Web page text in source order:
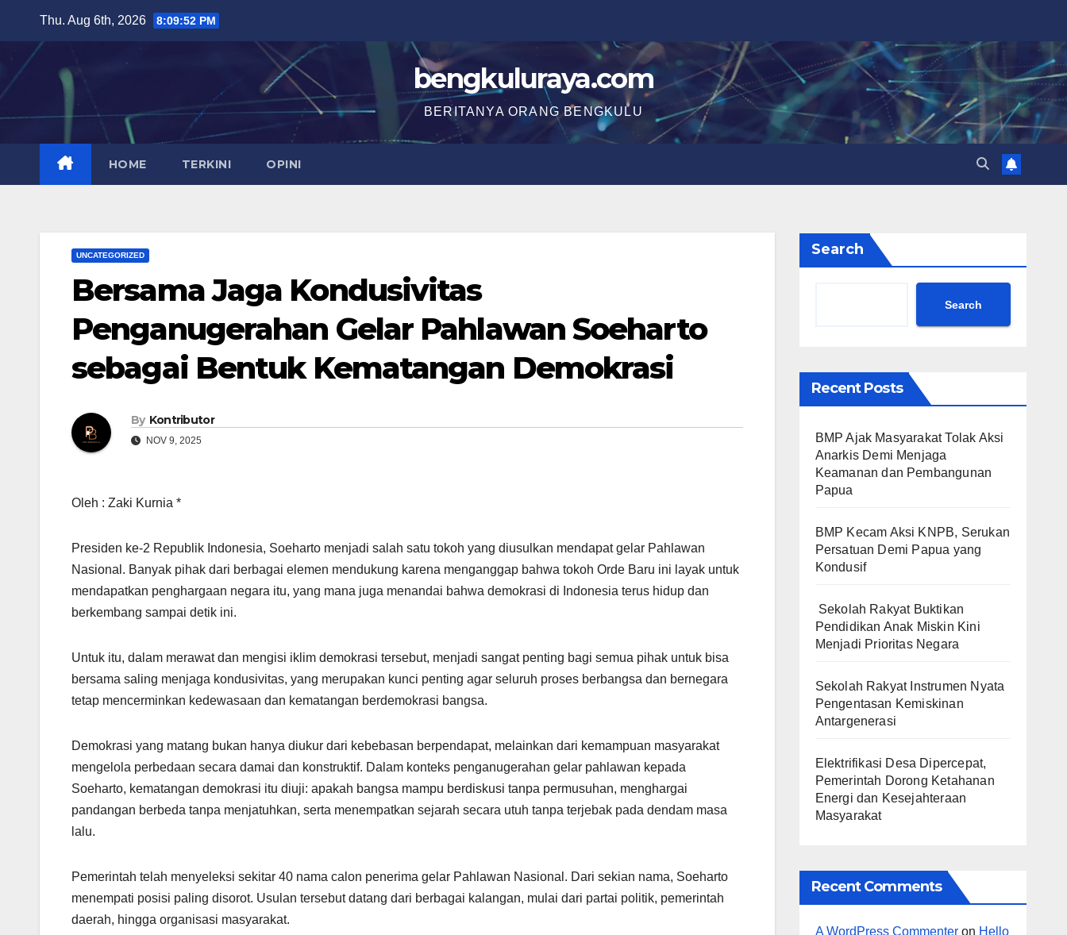
content
Thu. Aug 6th, 2026 8:09:53 PM
bengkuluraya.com
BERITANYA ORANG BENGKULU
HOME TERKINI OPINI
UNCATEGORIZED
Bersama Jaga Kondusivitas
Penganugerahan Gelar Pahlawan Soeharto
sebagai Bentuk Kematangan Demokrasi
By Kontributor
NOV 9, 2025
Oleh : Zaki Kurnia *
Presiden ke-2 Republik Indonesia, Soeharto menjadi salah satu tokoh yang diusulkan mendapat gelar Pahlawan
Nasional. Banyak pihak dari berbagai elemen mendukung karena menganggap bahwa tokoh Orde Baru ini layak untuk
mendapatkan penghargaan negara itu, yang mana juga menandai bahwa demokrasi di Indonesia terus hidup dan
berkembang sampai detik ini.
Untuk itu, dalam merawat dan mengisi iklim demokrasi tersebut, menjadi sangat penting bagi semua pihak untuk bisa
bersama saling menjaga kondusivitas, yang merupakan kunci penting agar seluruh proses berbangsa dan bernegara
tetap mencerminkan kedewasaan dan kematangan berdemokrasi bangsa.
Demokrasi yang matang bukan hanya diukur dari kebebasan berpendapat, melainkan dari kemampuan masyarakat
mengelola perbedaan secara damai dan konstruktif. Dalam konteks penganugerahan gelar pahlawan kepada
Soeharto, kematangan demokrasi itu diuji: apakah bangsa mampu berdiskusi tanpa permusuhan, menghargai
pandangan berbeda tanpa menjatuhkan, serta menempatkan sejarah secara utuh tanpa terjebak pada dendam masa
lalu.
Pemerintah telah menyeleksi sekitar 40 nama calon penerima gelar Pahlawan Nasional. Dari sekian nama, Soeharto
menempati posisi paling disorot. Usulan tersebut datang dari berbagai kalangan, mulai dari partai politik, pemerintah
daerah, hingga organisasi masyarakat.
Search
Search
Recent Posts
BMP Ajak Masyarakat Tolak Aksi
Anarkis Demi Menjaga
Keamanan dan Pembangunan
Papua
BMP Kecam Aksi KNPB, Serukan
Persatuan Demi Papua yang
Kondusif
Sekolah Rakyat Buktikan
Pendidikan Anak Miskin Kini
Menjadi Prioritas Negara
Sekolah Rakyat Instrumen Nyata
Pengentasan Kemiskinan
Antargenerasi
Elektrifikasi Desa Dipercepat,
Pemerintah Dorong Ketahanan
Energi dan Kesejahteraan
Masyarakat
Recent Comments
A WordPress Commenteron Hello